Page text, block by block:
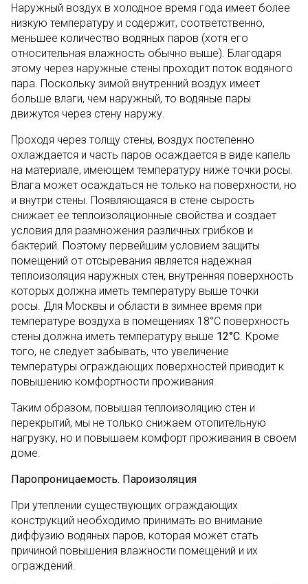
Наружный воздух в холодное время года имеет более
низкую температуру и содержит, соответственно,
меньшее количество водяных паров (хотя его
относительная влажность обычно выше). Благодаря
этому через наружные стены проходит поток водяного
пара. Поскольку зимой внутренний воздух имеет
больше влаги, чем наружный, то водяные пары
движутся через стену наружу.
Проходя через толщу стены, воздух постепенно
охлаждается и часть паров осаждается в виде капель
на материале, имеющем температуру ниже точки росы.
Влага может осаждаться не только на поверхности, но
и внутри стены. Появляющаяся в стене сырость
снижает ее теплоизоляционные свойства и создает
условия для размножения различных грибков и
бактерий. Поэтому первейшим условием защиты
помещений от отсыревания является надежная
теплоизоляция наружных стен, внутренняя поверхность
которых должна иметь температуру выше точки
росы. Для Москвы и области в зимнее время при
температуре воздуха в помещениях 18°С поверхность
стены должна иметь температуру выше 12°С. Кроме
того, не следует забывать, что увеличение
температуры ограждающих поверхностей приводит к
повышению комфортности проживания.
Таким образом, повышая теплоизоляцию стен и
перекрытий, мы не только снижаем отопительную
нагрузку, но и повышаем комфорт проживания в своем
доме.
Паропроницаемость. Пароизоляция
При утеплении существующих ограждающих
конструкций необходимо принимать во внимание
диффузию водяных паров, которая может стать
причиной повышения влажности помещений и их
ограждений.